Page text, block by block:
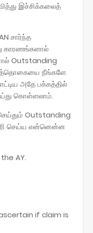
இச்சிக்கலைத்
சார்ந்த
காரணங்களால்
Outstanding
நீங்களே
அதே பக்கத்தில்
கொள்ளலாம்.
Outstanding
செய்ய என்னென்ன
AY.
if claim is